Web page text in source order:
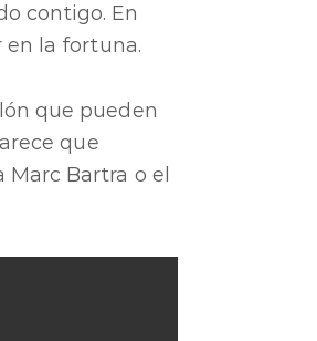
contigo. En
en la fortuna.
que pueden
que
Bartra o el